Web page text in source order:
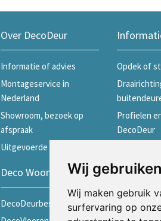
Wij
Wij maken gebruik
surfervaring op
Over DecoDeur
Informatie of advies
Montageservice in
Nederland
Showroom, bezoek op
afspraak
Uitgevoerde projecten
Deco Woonwinkels
DecoDeurbeslag
Opdek of
Profielen
DecoDeur
Skantrae
Weekamp